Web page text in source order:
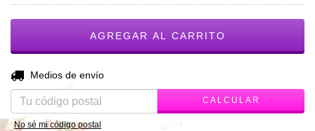
Entregas para el CP:
Medios de envío
CALCULAR
No sé mi código postal